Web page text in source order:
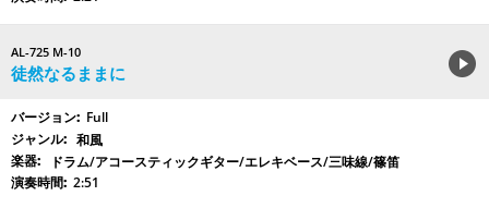
AL-725 M-10
徒然なるままに
Full
和風
ドラム/アコースティックギター/エレキベース/三味線/篠笛
2:51